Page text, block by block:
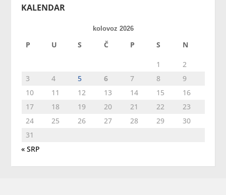
KALENDAR
kolovoz 2026
P U S Č P S N
1
2
3
4 5 6 7 8
9
10
11 12 13 14 15
16
17
18 19 20 21 22
23
24
25 26 27 28 29
30
31
« SRP